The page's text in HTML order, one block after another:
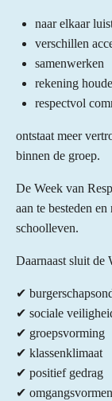
naar elkaar
verschillen
samenwerken
rekening
respectvol
ontstaat meer
binnen de groep.
De Week van
aan te besteden
schoolleven.
Daarnaast sluit de
✔
✔ sociale
✔ groepsvorming
✔ klassenklimaat
✔ positief gedrag
✔ omgangsvormen